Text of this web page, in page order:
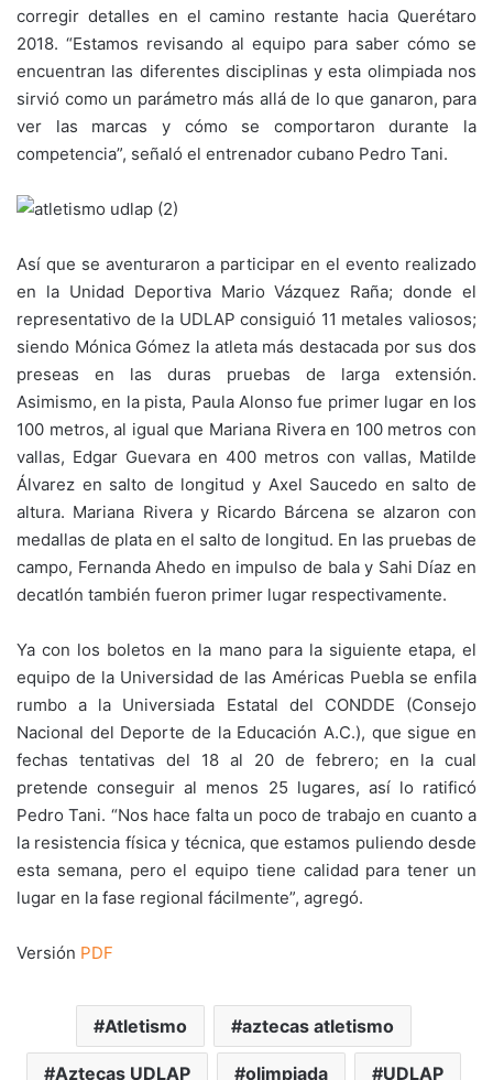
corregir detalles en el camino restante hacia Querétaro
2018. “Estamos revisando al equipo para saber cómo se
encuentran las diferentes disciplinas y esta olimpiada nos
sirvió como un parámetro más allá de lo que ganaron, para
ver las marcas y cómo se comportaron durante la
competencia”, señaló el entrenador cubano Pedro Tani.
Así que se aventuraron a participar en el evento realizado
en la Unidad Deportiva Mario Vázquez Raña; donde el
representativo de la UDLAP consiguió 11 metales valiosos;
siendo Mónica Gómez la atleta más destacada por sus dos
preseas en las duras pruebas de larga extensión.
Asimismo, en la pista, Paula Alonso fue primer lugar en los
100 metros, al igual que Mariana Rivera en 100 metros con
vallas, Edgar Guevara en 400 metros con vallas, Matilde
Álvarez en salto de longitud y Axel Saucedo en salto de
altura. Mariana Rivera y Ricardo Bárcena se alzaron con
medallas de plata en el salto de longitud. En las pruebas de
campo, Fernanda Ahedo en impulso de bala y Sahi Díaz en
decatlón también fueron primer lugar respectivamente.
Ya con los boletos en la mano para la siguiente etapa, el
equipo de la Universidad de las Américas Puebla se enfila
rumbo a la Universiada Estatal del CONDDE (Consejo
Nacional del Deporte de la Educación A.C.), que sigue en
fechas tentativas del 18 al 20 de febrero; en la cual
pretende conseguir al menos 25 lugares, así lo ratificó
Pedro Tani. “Nos hace falta un poco de trabajo en cuanto a
la resistencia física y técnica, que estamos puliendo desde
esta semana, pero el equipo tiene calidad para tener un
lugar en la fase regional fácilmente”, agregó.
Versión PDF
Atletismo aztecas atletismo
Aztecas UDLAP olimpiada UDLAP